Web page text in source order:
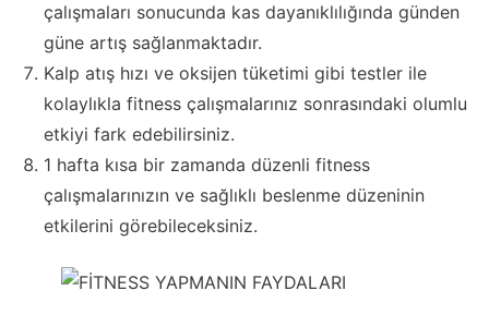
çalışmaları sonucunda kas dayanıklılığında günden
güne artış sağlanmaktadır.
Kalp atış hızı ve oksijen tüketimi gibi testler ile
kolaylıkla fitness çalışmalarınız sonrasındaki olumlu
etkiyi fark edebilirsiniz.
1 hafta kısa bir zamanda düzenli fitness
çalışmalarınızın ve sağlıklı beslenme düzeninin
etkilerini görebileceksiniz.